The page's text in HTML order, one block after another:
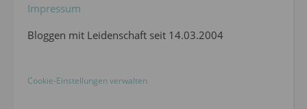
Impressum
Bloggen mit Leidenschaft seit 14.03.2004
Cookie-Einstellungen verwalten